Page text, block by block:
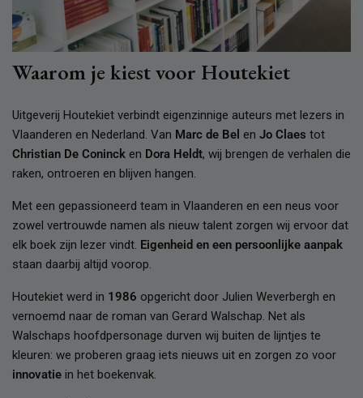
Waarom je kiest voor Houtekiet
Uitgeverij Houtekiet verbindt eigenzinnige auteurs met lezers in
Vlaanderen en Nederland. Van Marc de Bel en Jo Claes tot
Christian De Coninck en Dora Heldt, wij brengen de verhalen die
raken, ontroeren en blijven hangen.
Met een gepassioneerd team in Vlaanderen en een neus voor
zowel vertrouwde namen als nieuw talent zorgen wij ervoor dat
elk boek zijn lezer vindt. Eigenheid en een persoonlijke aanpak
staan daarbij altijd voorop.
Houtekiet werd in 1986 opgericht door Julien Weverbergh en
vernoemd naar de roman van Gerard Walschap. Net als
Walschaps hoofdpersonage durven wij buiten de lijntjes te
kleuren: we proberen graag iets nieuws uit en zorgen zo voor
innovatie in het boekenvak.